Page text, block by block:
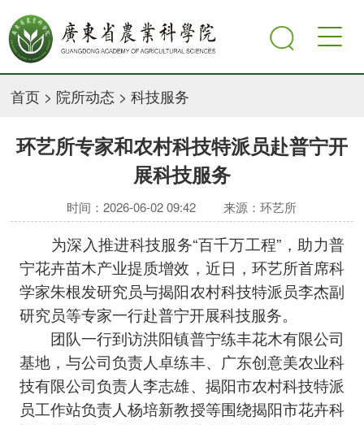
首页 > 院所动态 >科技服务
环艺所专家和农村科技特派员赴普宁开
展科技服务
时间：2026-06-02 09:42 来源：环艺所
为深入推进科技服务“百千万工程”，助力普
宁花卉苗木产业提质增效，近日，环艺所首席科
学家朱根发研究员与揭阳农村科技特派员李杰副
研究员等专家一行赴普宁开展科技服务。
团队一行到访洪阳镇普宁练丰花木有限公司
基地，与公司负责人卓练丰、广东创意美农业科
技有限公司负责人李志雄、揭阳市农村科技特派
员工作站负责人杨培新教授等围绕揭阳市花卉科